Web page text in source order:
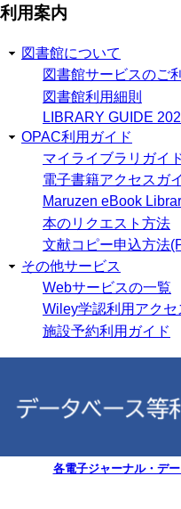
利用案内
図書館について
図書館サービスのご
図書館利用細則
LIBRARY GUIDE
OPAC利用ガイド
マイライブラリガイ
電子書籍アクセスガ
Maruzen eBook
本のリクエスト方法
文献コピー申込方法
その他サービス
Webサービスの一覧
Wiley学認利用アクセ
施設予約利用ガイド
各電子ジャーナル・デ